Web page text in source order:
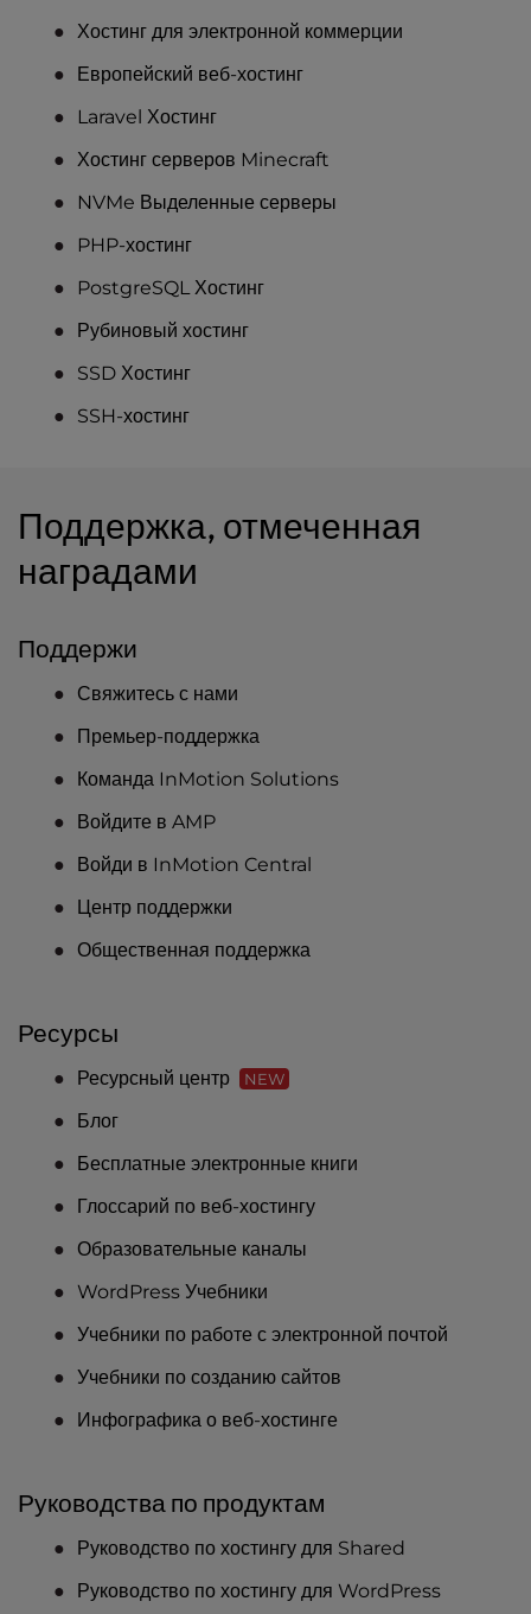
Хостинг для электронной коммерции
Европейский веб-хостинг
Laravel Хостинг
Хостинг серверов Minecraft
NVMe Выделенные серверы
PHP-хостинг
PostgreSQL Хостинг
Рубиновый хостинг
SSD Хостинг
SSH-хостинг
Поддержка, отмеченная
наградами
Поддержи
Свяжитесь с нами
Премьер-поддержка
Команда InMotion Solutions
Войдите в AMP
Войди в InMotion Central
Центр поддержки
Общественная поддержка
Ресурсы
Ресурсный центр NEW
Блог
Бесплатные электронные книги
Глоссарий по веб-хостингу
Образовательные каналы
WordPress Учебники
Учебники по работе с электронной почтой
Учебники по созданию сайтов
Инфографика о веб-хостинге
Руководства по продуктам
Руководство по хостингу для Shared
Руководство по хостингу для WordPress